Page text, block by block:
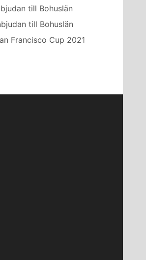
till Bohuslän
till Bohuslän
Francisco Cup 2021